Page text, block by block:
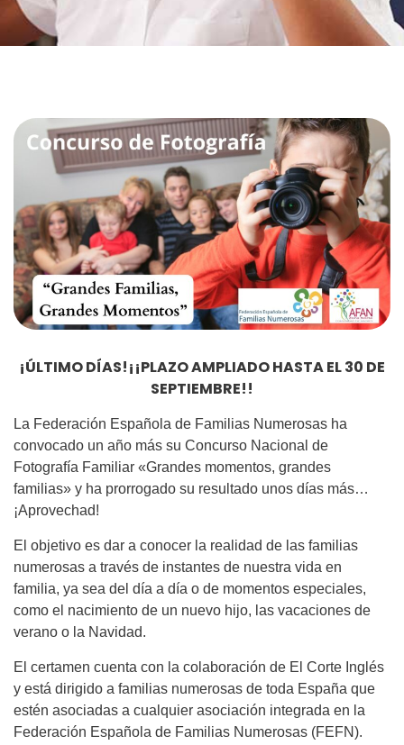
¡ÚLTIMO DÍAS!¡¡PLAZO AMPLIADO HASTA EL 30 DE
SEPTIEMBRE!!
La Federación Española de Familias Numerosas ha
convocado un año más su Concurso Nacional de
Fotografía Familiar «Grandes momentos, grandes
familias» y ha prorrogado su resultado unos días más…
¡Aprovechad!
El objetivo es dar a conocer la realidad de las familias
numerosas a través de instantes de nuestra vida en
familia, ya sea del día a día o de momentos especiales,
como el nacimiento de un nuevo hijo, las vacaciones de
verano o la Navidad.
El certamen cuenta con la colaboración de El Corte Inglés
y está dirigido a familias numerosas de toda España que
estén asociadas a cualquier asociación integrada en la
Federación Española de Familias Numerosas (FEFN).